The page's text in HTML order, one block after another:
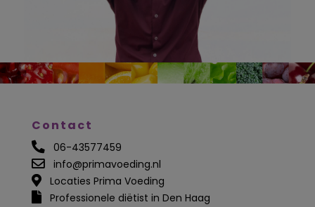
Contact
06-43577459
info@primavoeding.nl
Locaties Prima Voeding
Professionele diëtist in Den Haag